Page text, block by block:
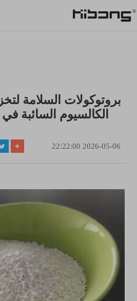
بروتوكولات السلامة
الكالسيوم السائبة
2026-05-06 22:22:00